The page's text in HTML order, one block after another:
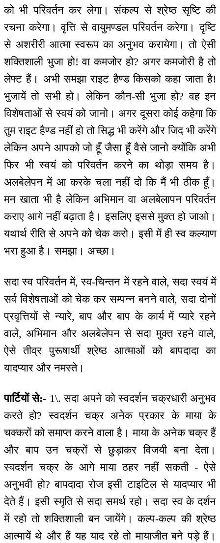
को भी परिवर्तन कर लेगा। संकल्प से श्रेष्ठ सृष्टि की
रचना करेगा। वृत्ति से वायुमण्डल परिवर्तन करेगा। दृष्टि
से अशरीरी आत्मा स्वरूप का अनुभव करायेगा। तो ऐसी
शक्तिशाली भुजा हो! वा कमजोर हो? अगर कमजोरी है तो
लेफ्ट हैं। अभी समझा राइट हैण्ड किसको कहा जाता है!
भुजायें तो सभी हो। लेकिन कौन-सी भुजा हो? वह इन
विशेषताओं से स्वयं को जानो। अगर दूसरा कोई कहेगा कि
तुम राइट हैण्ड नहीं हो तो सिद्ध भी करेंगे और जिद भी करेंगे
लेकिन अपने आपको जो हूँ जैसा हूँ वैसे जानो क्योंकि अभी
फिर भी स्वयं को परिवर्तन करने का थोड़ा समय है।
अलबेलेपन में आ करके चला नहीं दो कि मैं भी ठीक हूँ।
मन खाता भी है लेकिन अभिमान वा अलबेलापन परिवर्तन
कराए आगे नहीं बढ़ाता है। इसलिए इससे मुक्त हो जाओ।
यथार्थ रीति से अपने को चेक करो। इसी में ही स्व कल्याण
भरा हुआ है। समझा। अच्छा।
सदा स्व परिवर्तन में, स्व-चिन्तन में रहने वाले, सदा स्वयं में
सर्व विशेषताओं को चेक कर सम्पन्न बनने वाले, सदा दोनों
प्रवृत्तियों से न्यारे, बाप और बाप के कार्य में प्यारे रहने
वाले, अभिमान और अलबेलेपन से सदा मुक्त रहने वाले,
ऐसे तीव्र पुरूषार्थी श्रेष्ठ आत्माओं को बापदादा का
यादप्यार और नमस्ते।
पार्टियों से:- 1\. सदा अपने को स्वदर्शन चक्रधारी अनुभव
करते हो? स्वदर्शन चक्र अनेक प्रकार के माया के
चक्करों को समाप्त करने वाला है। माया के अनेक चक्र हैं
और बाप उन चक्रों से छुड़ाकर विजयी बना देता।
स्वदर्शन चक्र के आगे माया ठहर नहीं सकती - ऐसे
अनुभवी हो? बापदादा रोज इसी टाइटिल से यादप्यार भी
देते हैं। इसी स्मृति से सदा समर्थ रहो। सदा स्व के दर्शन
में रहो तो शक्तिशाली बन जायेंगे। कल्प-कल्प की श्रेष्ठ
आत्मायें थे और हैं यह याद रहे तो मायाजीत बने पड़े हैं।